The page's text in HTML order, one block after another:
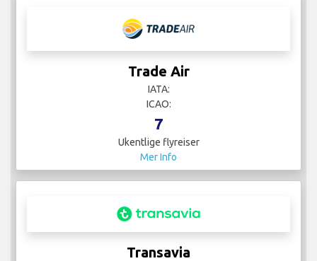
Trade Air
IATA:
ICAO:
7
Ukentlige flyreiser
Mer Info
Transavia